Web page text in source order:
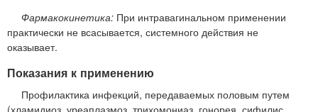
Фармакокинетика: При интравагинальном применении
практически не всасывается, системного действия не
оказывает.
Показания к применению
Профилактика инфекций, передаваемых половым путем
(хламидиоз, уреаплазмоз, трихомониаз, гонорея, сифилис,